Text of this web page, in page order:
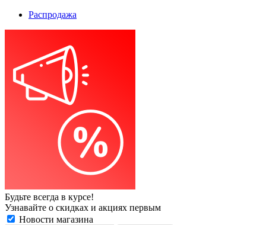
Распродажа
Будьте всегда в курсе!
Узнавайте о скидках и акциях первым
Новости магазина